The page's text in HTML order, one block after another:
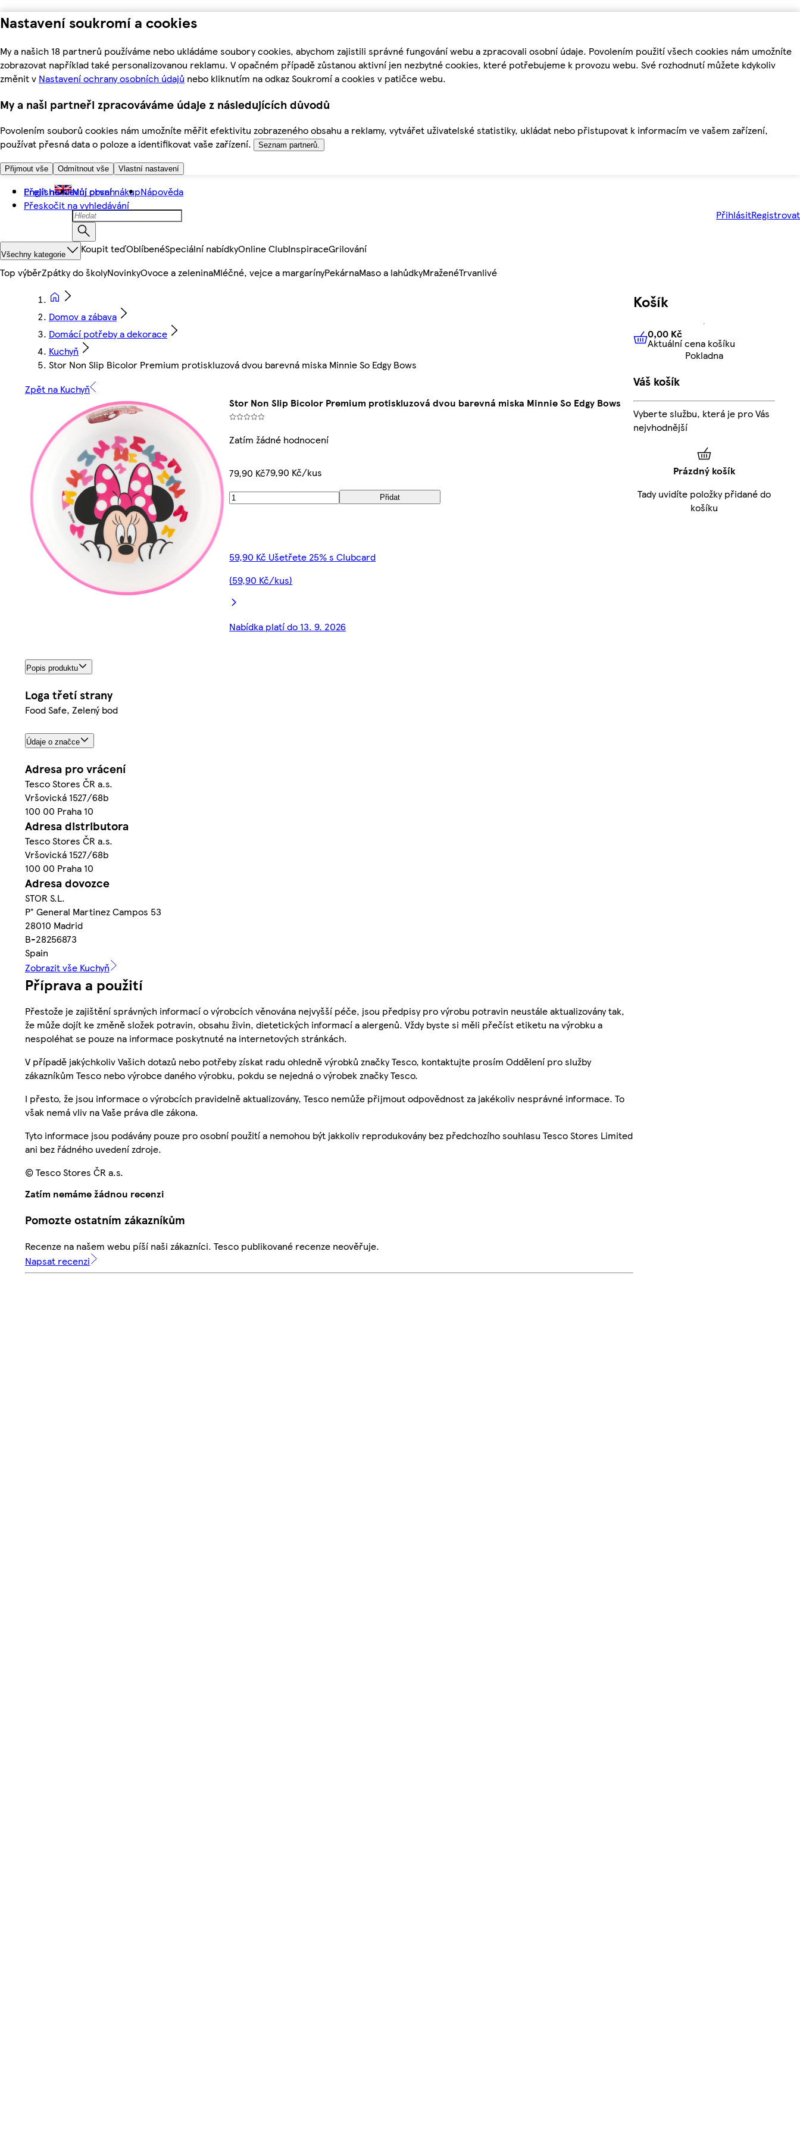
Nastavení soukromí a cookies
My a našich 18 partnerů používáme nebo ukládáme soubory cookies, abychom zajistili správné fungování webu a zpracovali osobní údaje. Povolením použití všech cookies nám umožníte
zobrazovat například také personalizovanou reklamu. V opačném případě zůstanou aktivní jen nezbytné cookies, které potřebujeme k provozu webu. Své rozhodnutí můžete kdykoliv
změnit v Nastavení ochrany osobních údajů nebo kliknutím na odkaz Soukromí a cookies v patičce webu.
My a naši partneři zpracováváme údaje z následujících důvodů
Povolením souborů cookies nám umožníte měřit efektivitu zobrazeného obsahu a reklamy, vytvářet uživatelské statistiky, ukládat nebo přistupovat k informacím ve vašem zařízení,
používat přesná data o poloze a identifikovat vaše zařízení.
Seznam partnerů.
Přijmout vše Odmítnout vše Vlastní nastavení
Přejít na hlavní obsah
Přeskočit na vyhledávání
English Můj první nákupNápověda
PřihlásitRegistrovat
Všechny kategorie Koupit teďOblíbenéSpeciální nabídkyOnline ClubInspiraceGrilování
Top výběrZpátky do školyNovinkyOvoce a zeleninaMléčné, vejce a margarínyPekárnaMaso a lahůdkyMraženéTrvanlivé
Domov a zábava
Domácí potřeby a dekorace
Kuchyň
Stor Non Slip Bicolor Premium protiskluzová dvou barevná miska Minnie So Edgy Bows
Zpět na Kuchyň
Stor Non Slip Bicolor Premium protiskluzová dvou barevná miska Minnie So Edgy Bows
Zatím žádné hodnocení
79,90 Kč79,90 Kč/kus
Přidat
59,90 Kč Ušetřete 25% s Clubcard
(59,90 Kč/kus)
Nabídka platí do 13. 9. 2026
Popis produktu
Loga třetí strany
Food Safe, Zelený bod
Údaje o značce
Adresa pro vrácení
Tesco Stores ČR a.s.
Vršovická 1527/68b
100 00 Praha 10
Adresa distributora
Tesco Stores ČR a.s.
Vršovická 1527/68b
100 00 Praha 10
Adresa dovozce
STOR S.L.
P° General Martinez Campos 53
28010 Madrid
B-28256873
Spain
Zobrazit vše Kuchyň
Příprava a použití
Přestože je zajištění správných informací o výrobcích věnována nejvyšší péče, jsou předpisy pro výrobu potravin neustále aktualizovány tak,
že může dojít ke změně složek potravin, obsahu živin, dietetických informací a alergenů. Vždy byste si měli přečíst etiketu na výrobku a
nespoléhat se pouze na informace poskytnuté na internetových stránkách.
V případě jakýchkoliv Vašich dotazů nebo potřeby získat radu ohledně výrobků značky Tesco, kontaktujte prosím Oddělení pro služby
zákazníkům Tesco nebo výrobce daného výrobku, pokdu se nejedná o výrobek značky Tesco.
I přesto, že jsou informace o výrobcích pravidelně aktualizovány, Tesco nemůže přijmout odpovědnost za jakékoliv nesprávné informace. To
však nemá vliv na Vaše práva dle zákona.
Tyto informace jsou podávány pouze pro osobní použití a nemohou být jakkoliv reprodukovány bez předchozího souhlasu Tesco Stores Limited
ani bez řádného uvedení zdroje.
© Tesco Stores ČR a.s.
Zatím nemáme žádnou recenzi
Pomozte ostatním zákazníkům
Recenze na našem webu píší naši zákazníci. Tesco publikované recenze neověřuje.
Napsat recenzi
Košík
0,00 KčAktuální cena košíku
0,00 Kč
Aktuální cena košíku
Pokladna
Váš košík
Vyberte službu, která je pro Vás
nejvhodnější
Prázdný košík
Tady uvidíte položky přidané do
košíku